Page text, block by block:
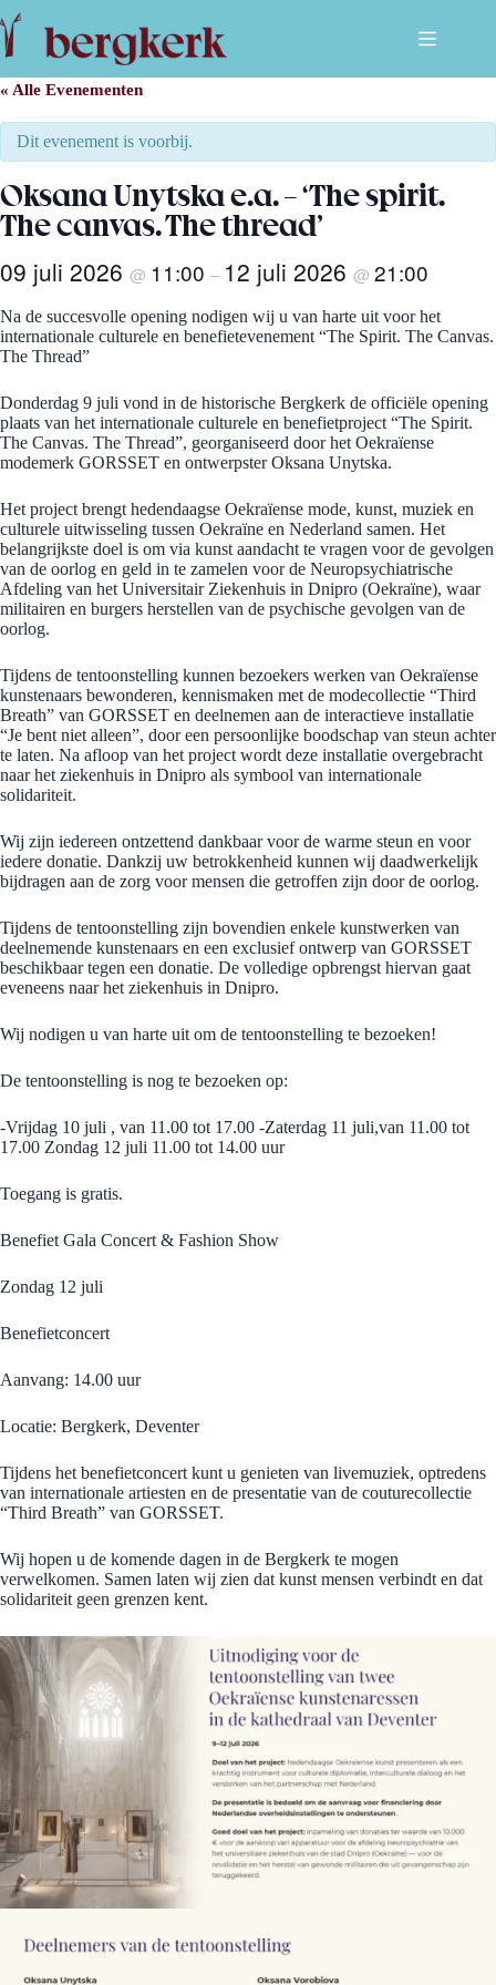
Ga
naar
de
« Alle Evenementen
Dit evenement is voorbij.
Oksana Unytska e.a. – ‘The spirit.
The canvas. The thread’
09 juli 2026 @ 11:00 – 12 juli 2026 @ 21:00
Na de succesvolle opening nodigen wij u van harte uit voor het
internationale culturele en benefietevenement “The Spirit. The Canvas.
The Thread”
Donderdag 9 juli vond in de historische Bergkerk de officiële opening
plaats van het internationale culturele en benefietproject “The Spirit.
The Canvas. The Thread”, georganiseerd door het Oekraïense
modemerk GORSSET en ontwerpster Oksana Unytska.
Het project brengt hedendaagse Oekraïense mode, kunst, muziek en
culturele uitwisseling tussen Oekraïne en Nederland samen. Het
belangrijkste doel is om via kunst aandacht te vragen voor de gevolgen
van de oorlog en geld in te zamelen voor de Neuropsychiatrische
Afdeling van het Universitair Ziekenhuis in Dnipro (Oekraïne), waar
militairen en burgers herstellen van de psychische gevolgen van de
oorlog.
Tijdens de tentoonstelling kunnen bezoekers werken van Oekraïense
kunstenaars bewonderen, kennismaken met de modecollectie “Third
Breath” van GORSSET en deelnemen aan de interactieve installatie
“Je bent niet alleen”, door een persoonlijke boodschap van steun achter
te laten. Na afloop van het project wordt deze installatie overgebracht
naar het ziekenhuis in Dnipro als symbool van internationale
solidariteit.
Wij zijn iedereen ontzettend dankbaar voor de warme steun en voor
iedere donatie. Dankzij uw betrokkenheid kunnen wij daadwerkelijk
bijdragen aan de zorg voor mensen die getroffen zijn door de oorlog.
Tijdens de tentoonstelling zijn bovendien enkele kunstwerken van
deelnemende kunstenaars en een exclusief ontwerp van GORSSET
beschikbaar tegen een donatie. De volledige opbrengst hiervan gaat
eveneens naar het ziekenhuis in Dnipro.
Wij nodigen u van harte uit om de tentoonstelling te bezoeken!
De tentoonstelling is nog te bezoeken op:
-Vrijdag 10 juli , van 11.00 tot 17.00 -Zaterdag 11 juli,van 11.00 tot
17.00 Zondag 12 juli 11.00 tot 14.00 uur
Toegang is gratis.
Benefiet Gala Concert & Fashion Show
Zondag 12 juli
Benefietconcert
Aanvang: 14.00 uur
Locatie: Bergkerk, Deventer
Tijdens het benefietconcert kunt u genieten van livemuziek, optredens
van internationale artiesten en de presentatie van de couturecollectie
“Third Breath” van GORSSET.
Wij hopen u de komende dagen in de Bergkerk te mogen
verwelkomen. Samen laten wij zien dat kunst mensen verbindt en dat
solidariteit geen grenzen kent.